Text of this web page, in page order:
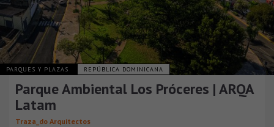
PARQUES Y PLAZAS REPÚBLICA DOMINICANA
Parque Ambiental Los Próceres | ARQA
Latam
Traza_do Arquitectos